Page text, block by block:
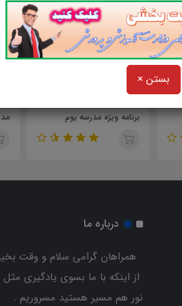
بستن ×78,000
برنامه ویژه مدرسه بوم
درباره ما
همراهان گرامی سلام و وقت
از اینکه با ما بسوی یادگیری
نور هم مسیر هستید مسروریم .